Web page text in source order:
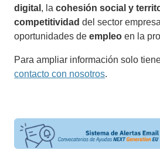
digital , lacohesión social y
competitividad del sector
oportunidades deempleo en la
Para ampliar información solo
contacto con nosotros.